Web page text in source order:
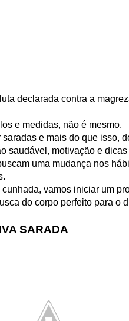
declarada contra a
e medidas, não é mesmo.
e mais do que isso,
saudável, motivação e
uma mudança nos
vamos iniciar um
do corpo perfeito para o
SARADA